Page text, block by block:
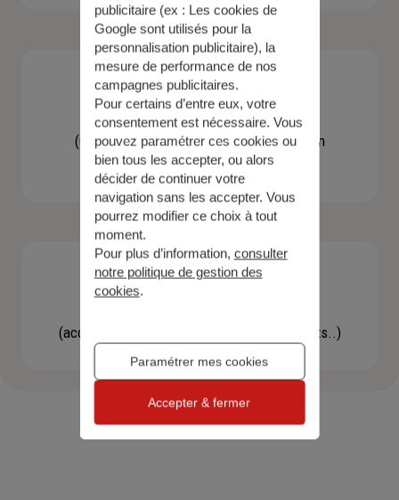
Contacter un agent
(Obtenir un devis, une information, faire un
bilan...)
(accéder à l'espace client, gérer mes contrats..)
publicitaire (ex : Les cookies de
Google sont utilisés pour la
personnalisation publicitaire), la
mesure de performance de nos
campagnes publicitaires.
Pour certains d’entre eux, votre
consentement est nécessaire. Vous
pouvez paramétrer ces cookies ou
bien tous les accepter, ou alors
décider de continuer votre
navigation sans les accepter. Vous
pourrez modifier ce choix à tout
moment.
Pour plus d’information, consulter
notre politique de gestion des
cookies.
Paramétrer mes cookies
Accepter & fermer